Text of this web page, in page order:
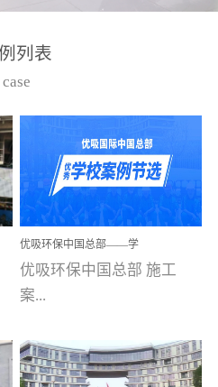
高技能的团队。汇聚了众
取得了多项产品技术专利
和多项国家版权局著作
权，获得高新技术企业称
号。生产优势自主生产自
给自足，优吸公司于2015
在广州番禺区成功建立产
品线生产基地，工厂拥有
自动化生产设备和成熟的
选择源头源材料、严控产
品质量，我们每一批的生
列表
case
优吸环保中国总部——学
校施工案例(节选)
优吸环保中国总部 施工
案...
例(学校工装节选)广州南沙